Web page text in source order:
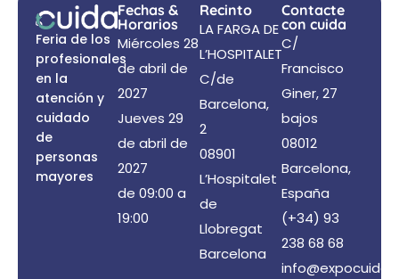
Feria de los
profesionales
en la
atención y
cuidado
de
personas
mayores
Fechas &
Horarios
Miércoles 28
de abril de
2027
Jueves 29
de abril de
2027
de 09:00 a
19:00
Recinto
LA FARGA DE
L’HOSPITALET
C/de
Barcelona,
2
08901
L’Hospitalet
de
Llobregat
Barcelona
Contacte
con cuida
C/
Francisco
Giner, 27
bajos
08012
Barcelona,
España
(+34) 93
238 68 68